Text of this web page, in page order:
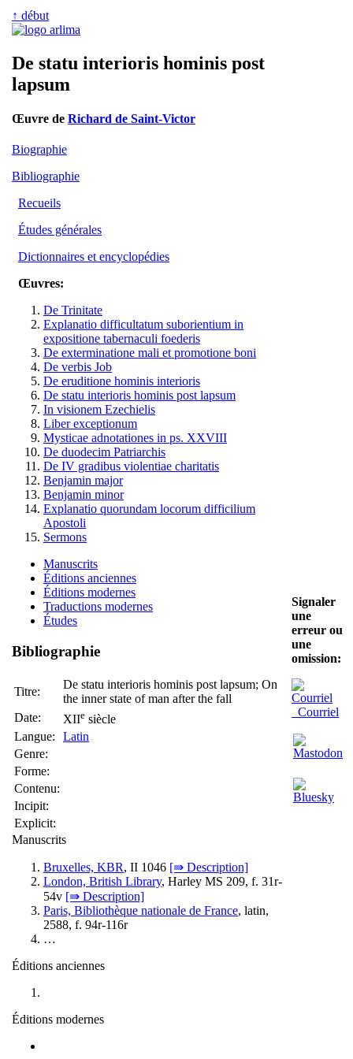
↑ début
De statu interioris hominis post
lapsum
Œuvre de Richard de Saint-Victor
Biographie
Bibliographie
Recueils
Études générales
Dictionnaires et encyclopédies
Œuvres:
De Trinitate
Explanatio difficultatum suborientium in
expositione tabernaculi foederis
De exterminatione mali et promotione boni
De verbis Job
De eruditione hominis interioris
De statu interioris hominis post lapsum
In visionem Ezechielis
Liber exceptionum
Mysticae adnotationes in ps. XXVIII
De duodecim Patriarchis
De IV gradibus violentiae charitatis
Benjamin major
Benjamin minor
Explanatio quorundam locorum difficilium
Apostoli
Sermons
Manuscrits
Éditions anciennes
Éditions modernes
Traductions modernes
Études
Bibliographie
Titre:
De statu interioris hominis post lapsum; On
the inner state of man after the fall
Date:
XIIe siècle
Langue:
Latin
Genre:
Forme:
Contenu:
Incipit:
Explicit:
Manuscrits
Bruxelles, KBR, II 1046 [⇛ Description]
London, British Library, Harley MS 209, f. 31r-
54v [⇛ Description]
Paris, Bibliothèque nationale de France, latin,
2588, f. 94r-116r
…
Éditions anciennes
Éditions modernes
Signaler
une
erreur ou
une
omission:
Courriel